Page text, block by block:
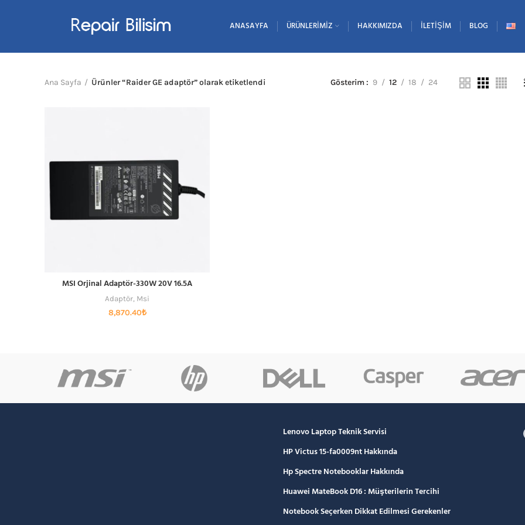
ANASAYFA ÜRÜNLERIMIZ HAKKIMIZDA İLETIŞIM BLOG
Ana Sayfa Ürünler “Raider GE adaptör” olarak etiketlendi Gösterim 9 12 18 24
SEPETE EKLE
MSI Orjinal Adaptör-330W 20V 16.5A
Adaptör, Msi
8,870.40₺
Lenovo Laptop Teknik Servisi
HP Victus 15-fa0009nt Hakkında
Hp Spectre Notebooklar Hakkında
Huawei MateBook D16 : Müşterilerin Tercihi
Notebook Seçerken Dikkat Edilmesi Gerekenler